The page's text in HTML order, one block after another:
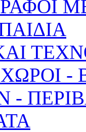
ΧΩΡΟΙ
-